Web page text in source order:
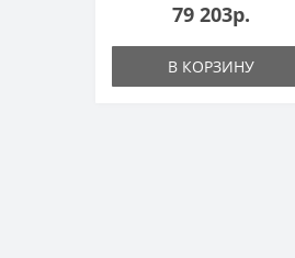
79 203р.
В КОРЗИНУ